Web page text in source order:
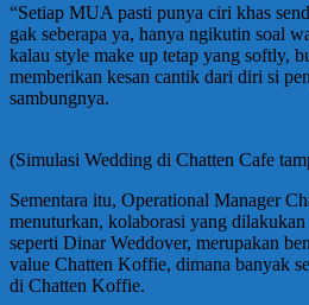
“Setiap MUA pasti punya ciri khas
gak seberapa ya, hanya ngikutin soal
kalau style make up tetap yang softly,
memberikan kesan cantik dari diri si
sambungnya.
(Simulasi Wedding di Chatten Cafe
Sementara itu, Operational Manager
menuturkan, kolaborasi yang
seperti Dinar Weddover, merupakan
value Chatten Koffie, dimana banyak
di Chatten Koffie.